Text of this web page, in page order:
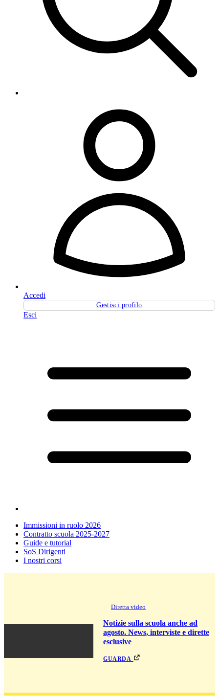
Accedi
Gestisci profilo
Esci
Immissioni in ruolo 2026
Contratto scuola 2025-2027
Guide e tutorial
SoS Dirigenti
I nostri corsi
Diretta video
Notizie sulla scuola anche ad
agosto. News, interviste e dirette
esclusive
guarda